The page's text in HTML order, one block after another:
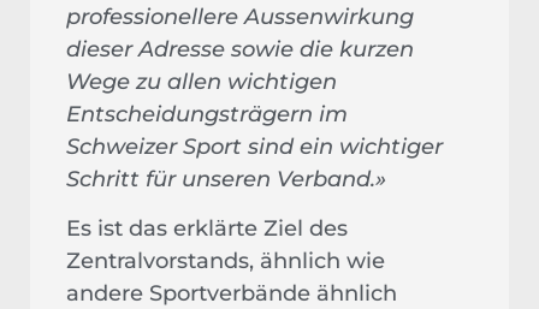
professionellere Aussenwirkung
dieser Adresse sowie die kurzen
Wege zu allen wichtigen
Entscheidungsträgern im
Schweizer Sport sind ein wichtiger
Schritt für unseren Verband.»
Es ist das erklärte Ziel des
Zentralvorstands, ähnlich wie
andere Sportverbände ähnlich